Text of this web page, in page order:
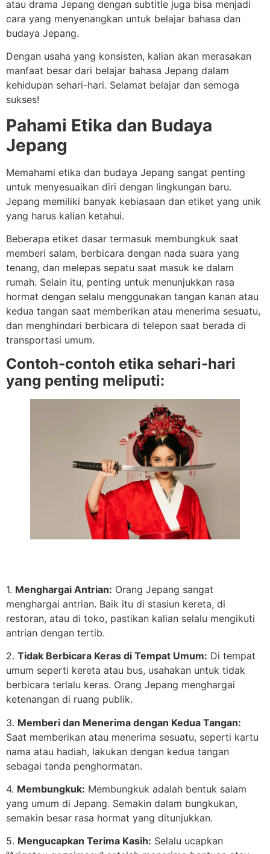
atau drama Jepang dengan subtitle juga bisa menjadi
cara yang menyenangkan untuk belajar bahasa dan
budaya Jepang.
Dengan usaha yang konsisten, kalian akan merasakan
manfaat besar dari belajar bahasa Jepang dalam
kehidupan sehari-hari. Selamat belajar dan semoga
sukses!
Pahami Etika dan Budaya
Jepang
Memahami etika dan budaya Jepang sangat penting
untuk menyesuaikan diri dengan lingkungan baru.
Jepang memiliki banyak kebiasaan dan etiket yang unik
yang harus kalian ketahui.
Beberapa etiket dasar termasuk membungkuk saat
memberi salam, berbicara dengan nada suara yang
tenang, dan melepas sepatu saat masuk ke dalam
rumah. Selain itu, penting untuk menunjukkan rasa
hormat dengan selalu menggunakan tangan kanan atau
kedua tangan saat memberikan atau menerima sesuatu,
dan menghindari berbicara di telepon saat berada di
transportasi umum.
Contoh-contoh etika sehari-hari
yang penting meliputi:
1. Menghargai Antrian: Orang Jepang sangat
menghargai antrian. Baik itu di stasiun kereta, di
restoran, atau di toko, pastikan kalian selalu mengikuti
antrian dengan tertib.
2. Tidak Berbicara Keras di Tempat Umum: Di tempat
umum seperti kereta atau bus, usahakan untuk tidak
berbicara terlalu keras. Orang Jepang menghargai
ketenangan di ruang publik.
3. Memberi dan Menerima dengan Kedua Tangan:
Saat memberikan atau menerima sesuatu, seperti kartu
nama atau hadiah, lakukan dengan kedua tangan
sebagai tanda penghormatan.
4. Membungkuk: Membungkuk adalah bentuk salam
yang umum di Jepang. Semakin dalam bungkukan,
semakin besar rasa hormat yang ditunjukkan.
5. Mengucapkan Terima Kasih: Selalu ucapkan